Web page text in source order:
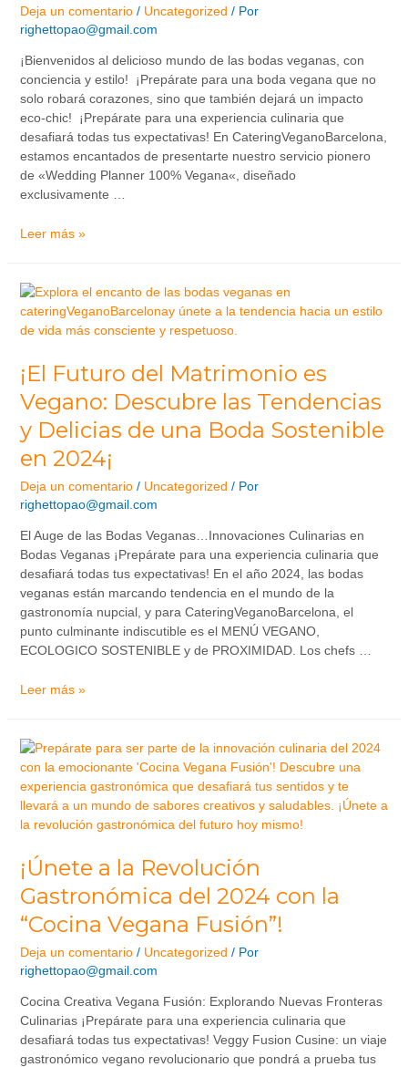
Deja un comentario / Uncategorized / Por
righettopao@gmail.com
¡Bienvenidos al delicioso mundo de las bodas veganas, con
conciencia y estilo! ¡Prepárate para una boda vegana que no
solo robará corazones, sino que también dejará un impacto
eco-chic! ¡Prepárate para una experiencia culinaria que
desafiará todas tus expectativas! En CateringVeganoBarcelona,
estamos encantados de presentarte nuestro servicio pionero
de «Wedding Planner 100% Vegana«, diseñado
exclusivamente …
Leer más »
¡El Futuro del Matrimonio es
Vegano: Descubre las Tendencias
y Delicias de una Boda Sostenible
en 2024¡
Deja un comentario / Uncategorized / Por
righettopao@gmail.com
El Auge de las Bodas Veganas…Innovaciones Culinarias en
Bodas Veganas ¡Prepárate para una experiencia culinaria que
desafiará todas tus expectativas! En el año 2024, las bodas
veganas están marcando tendencia en el mundo de la
gastronomía nupcial, y para CateringVeganoBarcelona, el
punto culminante indiscutible es el MENÚ VEGANO,
ECOLOGICO SOSTENIBLE y de PROXIMIDAD. Los chefs …
Leer más »
¡Únete a la Revolución
Gastronómica del 2024 con la
“Cocina Vegana Fusión”!
Deja un comentario / Uncategorized / Por
righettopao@gmail.com
Cocina Creativa Vegana Fusión: Explorando Nuevas Fronteras
Culinarias ¡Prepárate para una experiencia culinaria que
desafiará todas tus expectativas! Veggy Fusion Cusine: un viaje
gastronómico vegano revolucionario que pondrá a prueba tus